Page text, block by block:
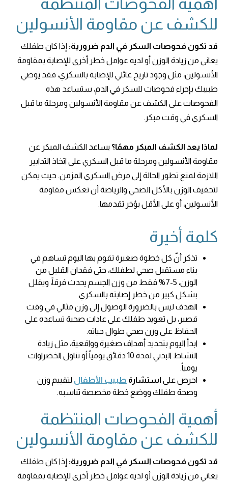
أهمية الفحوصات المنتظمة
للكشف عن مقاومة الأنسولين
قد تكون فحوصات السكر في الدم ضرورية: إذا كان طفلك
يعاني من زيادة الوزن أو لديه عوامل خطر أخرى للإصابة بمقاومة
الأنسولين، مثل وجود تاريخ عائلي للإصابة بالسكري، فقد يوصي
طبيبك بإجراء فحوصات للسكر في الدم، ستساعد هذه
الفحوصات على الكشف عن مقاومة الأنسولين ومرحلة ما قبل
السكري في وقت مبكر.
لماذا يعد الكشف المبكر مهمًا؟ يساعد الكشف المبكر عن
مقاومة الأنسولين ومرحلة ما قبل السكري على اتخاذ التدابير
اللازمة لمنع تطور الحالة إلى مرض السكري المزمن. حيث يمكن
لتخفيف الوزن بالأكل الصحي والرياضة أن تعكس مقاومة
الأنسولين، أو على الأقل يؤخر تقدمها.
كلمة أخيرة
تذكر أنّ كل خطوة صغيرة تقوم بها اليوم تساهم في
بناء مستقبل صحي لطفلك، حتى فقدان القليل من
الوزن، 5-7% فقط من وزن الجسم يحدث فرقاً، ويقلل
بشكل كبير من خطر إصابته بالسكري.
الهدف ليس بالضرورة الوصول إلى وزن مثالي في وقت
قصير، بل تعويد طفلك على عادات صحية تساعده على
الحفاظ على وزن صحي طوال حياته.
ابدأ اليوم بتحديد أهداف صغيرة وواقعية، مثل زيادة
النشاط البدني لمدة 10 دقائق يومياً أو تناول الخضراوات
يومياً.
احرص على استشارة طبيب الأطفال لتقييم وزن
وصحة طفلك ووضع خطة مخصصة تناسبه.
أهمية الفحوصات المنتظمة
للكشف عن مقاومة الأنسولين
قد تكون فحوصات السكر في الدم ضرورية: إذا كان طفلك
يعاني من زيادة الوزن أو لديه عوامل خطر أخرى للإصابة بمقاومة